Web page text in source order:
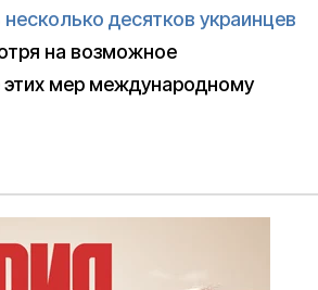
десятков украинцев
на возможное
этих мер международному